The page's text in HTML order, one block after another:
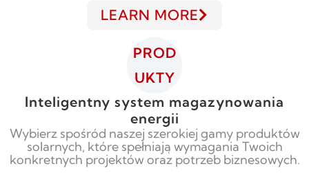
LEARN MORE
PROD
UKTY
Inteligentny system magazynowania
energii
Wybierz spośród naszej szerokiej gamy produktów
solarnych, które spełniają wymagania Twoich
konkretnych projektów oraz potrzeb biznesowych.